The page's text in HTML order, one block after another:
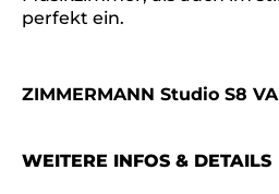
perfekt ein.
ZIMMERMANN Studio S8
WEITERE INFOS & DETAILS